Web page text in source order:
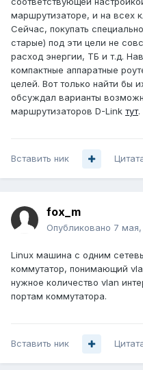
маршрутизаторе, и на всех
Сейчас, покупать
старые) под эти цели не
расход энергии, ТБ и т.д.
компактные аппаратные
целей. Вот только найти бы
обсуждал варианты
маршрутизаторов D-Link тут.
Вставить ник
fox_m
Опубликовано 7
Linux машина с одним
коммутатор, понимающий
нужное количество vlan
портам коммутатора.
Вставить ник